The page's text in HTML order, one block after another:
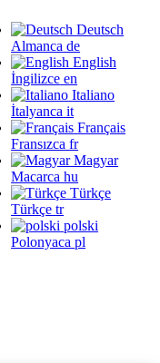
Deutsch
Almanca de
English
İngilizce en
Italiano
İtalyanca it
Français
Fransızca fr
Magyar
Macarca hu
Türkçe
Türkçe tr
polski
Polonyaca pl